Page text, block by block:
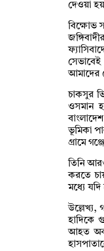
দেওয়া
বিক্ষোভ
আমাদের
চাকসুর
ওসমান
ভূমিকা
গ্রামে
তিনি
করতে
মধ্যে
উল্লেখ্য,
হাদিকে
আহত